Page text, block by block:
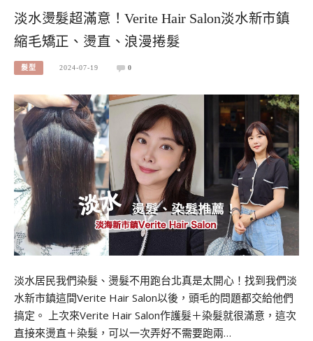
淡水燙髮超滿意！Verite Hair Salon淡水新市鎮
縮毛矯正、燙直、浪漫捲髮
髮型 2024-07-19 0
淡水居民我們染髮、燙髮不用跑台北真是太開心！找到我們淡
水新市鎮這間Verite Hair Salon以後，頭毛的問題都交給他們
搞定。 上次來Verite Hair Salon作護髮＋染髮就很滿意，這次
直接來燙直＋染髮，可以一次弄好不需要跑兩…